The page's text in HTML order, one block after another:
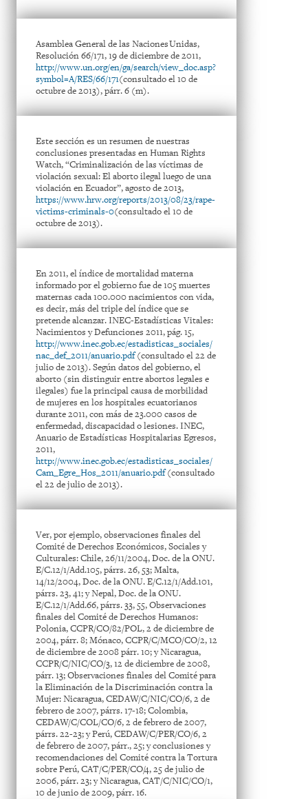
Asamblea General de las Naciones Unidas,
Resolución 66/171, 19 de diciembre de 2011,
http://www.un.org/en/ga/search/view_doc.asp?
symbol=A/RES/66/171(consultado el 10 de
octubre de 2013), párr. 6 (m).
Este sección es un resumen de nuestras
conclusiones presentadas en Human Rights
Watch, “Criminalización de las víctimas de
violación sexual: El aborto ilegal luego de una
violación en Ecuador”, agosto de 2013,
https://www.hrw.org/reports/2013/08/23/rape-
victims-criminals-0(consultado el 10 de
octubre de 2013).
En 2011, el índice de mortalidad materna
informado por el gobierno fue de 105 muertes
maternas cada 100.000 nacimientos con vida,
es decir, más del triple del índice que se
pretende alcanzar. INEC-Estadísticas Vitales:
Nacimientos y Defunciones 2011, pág. 15,
http://www.inec.gob.ec/estadisticas_sociales/
nac_def_2011/anuario.pdf(consultado el 22 de
julio de 2013). Según datos del gobierno, el
aborto (sin distinguir entre abortos legales e
ilegales) fue la principal causa de morbilidad
de mujeres en los hospitales ecuatorianos
durante 2011, con más de 23.000 casos de
enfermedad, discapacidad o lesiones. INEC,
Anuario de Estadísticas Hospitalarias Egresos,
2011,
http://www.inec.gob.ec/estadisticas_sociales/
Cam_Egre_Hos_2011/anuario.pdf(consultado
el 22 de julio de 2013).
Ver, por ejemplo, observaciones finales del
Comité de Derechos Económicos, Sociales y
Culturales: Chile, 26/11/2004, Doc. de la ONU.
E/C.12/1/Add.105, párrs. 26, 53; Malta,
14/12/2004, Doc. de la ONU. E/C.12/1/Add.101,
párrs. 23, 41; y Nepal, Doc. de la ONU.
E/C.12/1/Add.66, párrs. 33, 55, Observaciones
finales del Comité de Derechos Humanos:
Polonia, CCPR/CO/82/POL, 2 de diciembre de
2004, párr. 8; Mónaco, CCPR/C/MCO/CO/2, 12
de diciembre de 2008 párr. 10; y Nicaragua,
CCPR/C/NIC/CO/3, 12 de diciembre de 2008,
párr. 13; Observaciones finales del Comité para
la Eliminación de la Discriminación contra la
Mujer: Nicaragua, CEDAW/C/NIC/CO/6, 2 de
febrero de 2007, párrs. 17-18; Colombia,
CEDAW/C/COL/CO/6, 2 de febrero de 2007,
párrs. 22-23; y Perú, CEDAW/C/PER/CO/6, 2
de febrero de 2007, párr., 25; y conclusiones y
recomendaciones del Comité contra la Tortura
sobre Perú, CAT/C/PER/CO/4, 25 de julio de
2006, párr. 23; y Nicaragua, CAT/C/NIC/CO/1,
10 de junio de 2009, párr. 16.